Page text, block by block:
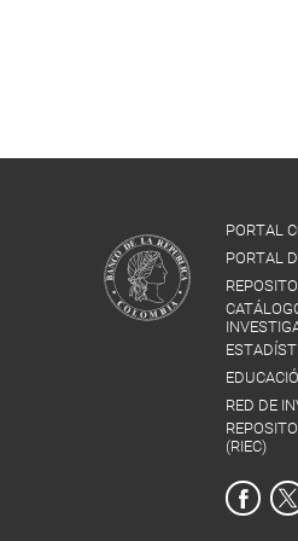
PORTAL
PORTAL
RED DE
(RIEC)